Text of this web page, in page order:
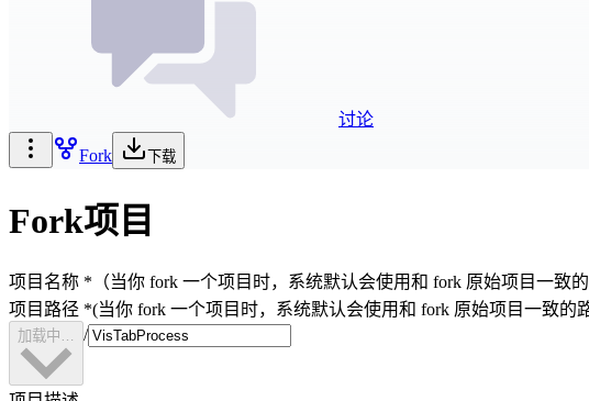
讨论
Fork
下载
Fork项目
项目名称 * （当你 fork 一个项目时，系统默认会使用和 fork 原始项目一致
项目路径 *(当你 fork 一个项目时，系统默认会使用和 fork 原始项目一致的
加载中… /